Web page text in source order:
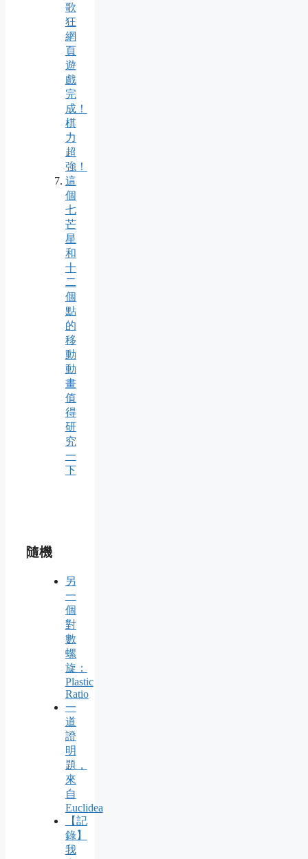
歌
狂
網
頁
遊
戲
完
成！
棋
力
超
強！
這
個
七
芒
星
和
十
二
個
點
的
移
動
動
畫
值
得
研
究
一
下
隨機
另
一
個
對
數
螺
旋：
Plastic
Ratio
一
道
證
明
題，
來
自
Euclidea
【記
錄】
我